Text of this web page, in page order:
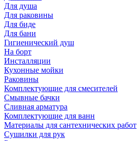
Для душа
Для раковины
Для биде
Для бани
Гигиенический душ
На борт
Инсталляции
Кухонные мойки
Раковины
Комплектующие для смесителей
Смывные бачки
Сливная арматура
Комплектующие для ванн
Материалы для сантехнических работ
Сушилки для рук